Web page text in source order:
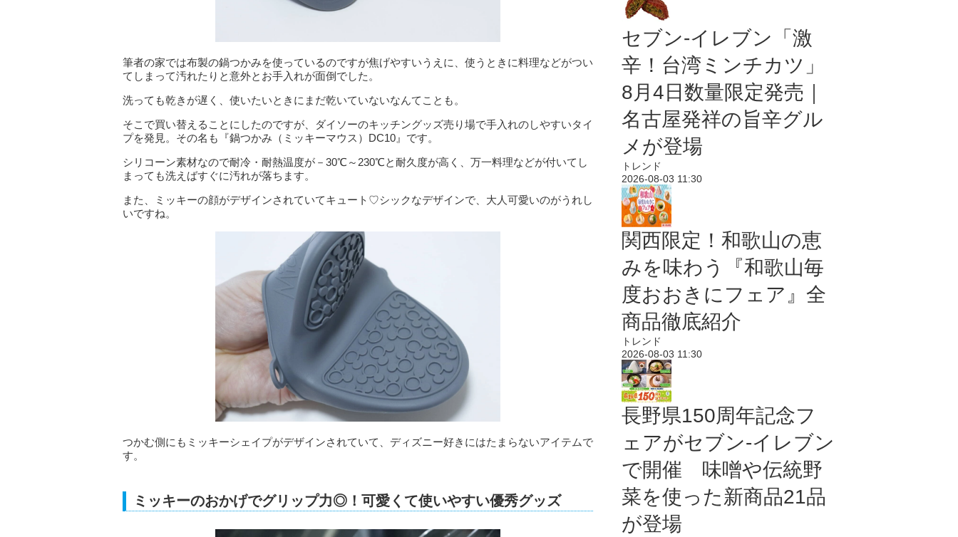
筆者の家では布製の鍋つかみを使っているのですが焦げやすいうえに、使うときに料理などがつい
てしまって汚れたりと意外とお手入れが面倒でした。
洗っても乾きが遅く、使いたいときにまだ乾いていないなんてことも。
そこで買い替えることにしたのですが、ダイソーのキッチングッズ売り場で手入れのしやすいタイ
プを発見。その名も『鍋つかみ（ミッキーマウス）DC10』です。
シリコーン素材なので耐冷・耐熱温度が－30℃～230℃と耐久度が高く、万一料理などが付いてし
まっても洗えばすぐに汚れが落ちます。
また、ミッキーの顔がデザインされていてキュート♡シックなデザインで、大人可愛いのがうれし
いですね。
つかむ側にもミッキーシェイプがデザインされていて、ディズニー好きにはたまらないアイテムで
す。
ミッキーのおかげでグリップ力◎！可愛くて使いやすい優秀グッズ
セブン-イレブン「激
辛！台湾ミンチカツ」
8月4日数量限定発売｜
名古屋発祥の旨辛グル
メが登場
トレンド
2026-08-03 11:30
関西限定！和歌山の恵
みを味わう『和歌山毎
度おおきにフェア』全
商品徹底紹介
トレンド
2026-08-03 11:30
長野県150周年記念フ
ェアがセブン-イレブン
で開催 味噌や伝統野
菜を使った新商品21品
が登場